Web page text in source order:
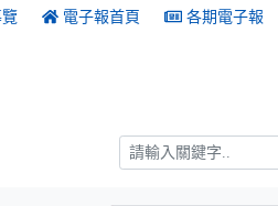
電子報首頁 各期電子報
搜尋